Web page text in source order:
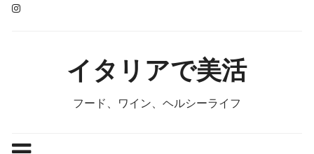
Skip
イタリアで美活
フード、ワイン、ヘルシーライフ